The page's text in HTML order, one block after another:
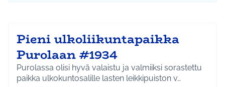
Pieni ulkoliikuntapaikka
Purolaan #1934
Purolassa olisi hyvä valaistu ja valmiiksi sorastettu
paikka ulkokuntosalille lasten leikkipuiston v…